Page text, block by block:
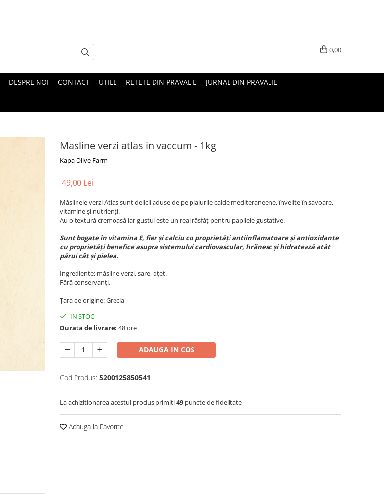
0,00
DESPRE NOI CONTACT UTILE RETETE DIN PRAVALIE JURNAL DIN PRAVALIE
Masline verzi atlas in vaccum - 1kg
Kapa Olive Farm
49,00 Lei
Măslinele verzi Atlas sunt delicii aduse de pe plaiurile calde mediteraneene, învelite în savoare,
vitamine și nutrienți.
Au o textură cremoasă iar gustul este un real răsfăț pentru papilele gustative.
Sunt bogate în vitamina E, fier și calciu cu proprietăți antiinflamatoare și antioxidante
cu proprietăți benefice asupra sistemului cardiovascular, hrănesc și hidratează atât
părul cât și pielea.
Ingrediente: măsline verzi, sare, oțet.
Fără conservanți.
Țara de origine: Grecia
IN STOC
Durata de livrare: 48 ore
ADAUGA IN COS
Cod Produs: 5200125850541
La achizitionarea acestui produs primiti49 puncte de fidelitate
Adauga la Favorite